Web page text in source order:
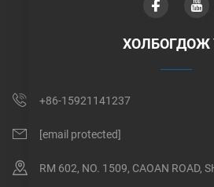
ХОЛБОГДОЖ
+86-15921141237
[email protected]
RM 602, NO. 1509, CAOAN ROAD,